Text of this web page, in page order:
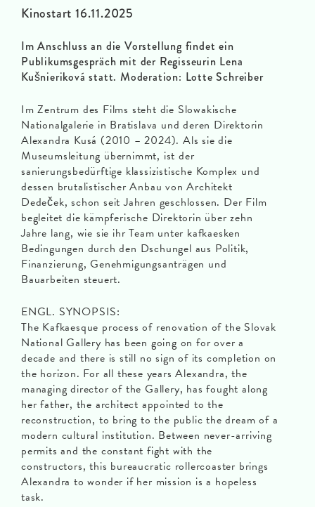
Kinostart 16.11.2025
Im Anschluss an die Vorstellung findet ein
Publikumsgespräch mit der Regisseurin Lena
Kušnieriková statt. Moderation: Lotte Schreiber
Im Zentrum des Films steht die Slowakische
Nationalgalerie in Bratislava und deren Direktorin
Alexandra Kusá (2010 – 2024). Als sie die
Museumsleitung übernimmt, ist der
sanierungsbedürftige klassizistische Komplex und
dessen brutalistischer Anbau von Architekt
Dedeček, schon seit Jahren geschlossen. Der Film
begleitet die kämpferische Direktorin über zehn
Jahre lang, wie sie ihr Team unter kafkaesken
Bedingungen durch den Dschungel aus Politik,
Finanzierung, Genehmigungsanträgen und
Bauarbeiten steuert.
ENGL. SYNOPSIS:
The Kafkaesque process of renovation of the Slovak
National Gallery has been going on for over a
decade and there is still no sign of its completion on
the horizon. For all these years Alexandra, the
managing director of the Gallery, has fought along
her father, the architect appointed to the
reconstruction, to bring to the public the dream of a
modern cultural institution. Between never-arriving
permits and the constant fight with the
constructors, this bureaucratic rollercoaster brings
Alexandra to wonder if her mission is a hopeless
task.